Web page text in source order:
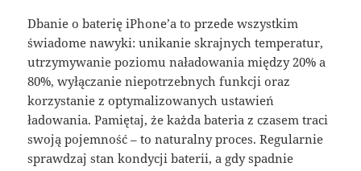
Dbanie o baterię iPhone’a to przede wszystkim
świadome nawyki: unikanie skrajnych temperatur,
utrzymywanie poziomu naładowania między 20% a
80%, wyłączanie niepotrzebnych funkcji oraz
korzystanie z optymalizowanych ustawień
ładowania. Pamiętaj, że każda bateria z czasem traci
swoją pojemność – to naturalny proces. Regularnie
sprawdzaj stan kondycji baterii, a gdy spadnie